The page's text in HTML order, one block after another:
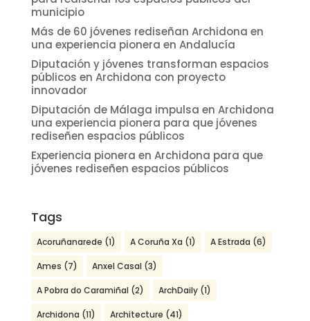
municipio
Más de 60 jóvenes rediseñan Archidona en
una experiencia pionera en Andalucía
Diputación y jóvenes transforman espacios
públicos en Archidona con proyecto
innovador
Diputación de Málaga impulsa en Archidona
una experiencia pionera para que jóvenes
rediseñen espacios públicos
Experiencia pionera en Archidona para que
jóvenes rediseñen espacios públicos
Tags
Acoruñanarede (1) A Coruña Xa (1) A Estrada (6)
Ames (7) Anxel Casal (3)
A Pobra do Caramiñal (2) ArchDaily(1)
Archidona (11) Architecture (41)